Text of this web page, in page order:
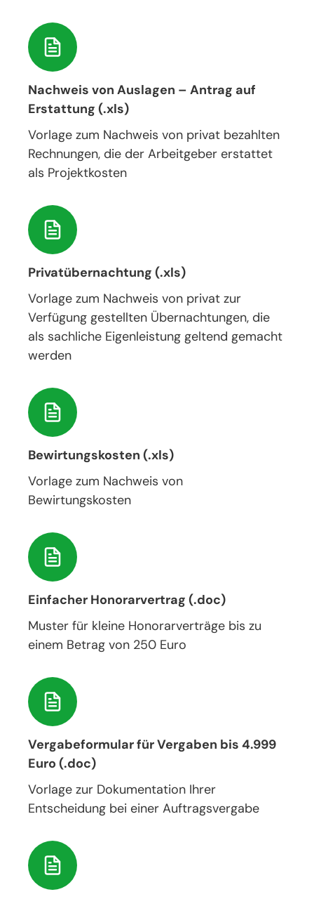
Nachweis von Auslagen – Antrag auf
Erstattung (.xls)
Vorlage zum Nachweis von privat bezahlten
Rechnungen, die der Arbeitgeber erstattet
als Projektkosten
Privatübernachtung (.xls)
Vorlage zum Nachweis von privat zur
Verfügung gestellten Übernachtungen, die
als sachliche Eigenleistung geltend gemacht
werden
Bewirtungskosten (.xls)
Vorlage zum Nachweis von
Bewirtungskosten
Einfacher Honorarvertrag (.doc)
Muster für kleine Honorarverträge bis zu
einem Betrag von 250 Euro
Vergabeformular für Vergaben bis 4.999
Euro (.doc)
Vorlage zur Dokumentation Ihrer
Entscheidung bei einer Auftragsvergabe